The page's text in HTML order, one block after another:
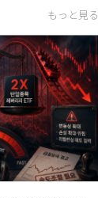
もっと見る